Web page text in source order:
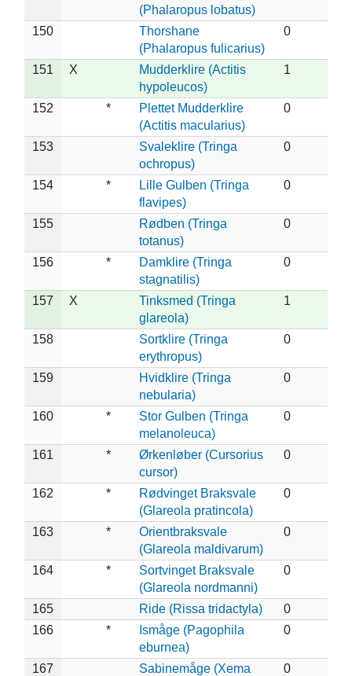
(Phalaropus lobatus)
150
Thorshane
(Phalaropus fulicarius)
0
151 X
Mudderklire (Actitis
hypoleucos)
1
152 *
Plettet Mudderklire
(Actitis macularius)
0
153
Svaleklire (Tringa
ochropus)
0
154 *
Lille Gulben (Tringa
flavipes)
0
155
Rødben (Tringa
totanus)
0
156 *
Damklire (Tringa
stagnatilis)
0
157 X
Tinksmed (Tringa
glareola)
1
158
Sortklire (Tringa
erythropus)
0
159
Hvidklire (Tringa
nebularia)
0
160 *
Stor Gulben (Tringa
melanoleuca)
0
161 *
Ørkenløber (Cursorius
cursor)
0
162 *
Rødvinget Braksvale
(Glareola pratincola)
0
163 *
Orientbraksvale
(Glareola maldivarum)
0
164 *
Sortvinget Braksvale
(Glareola nordmanni)
0
165 Ride (Rissa tridactyla)
0
166
*
Ismåge (Pagophila
eburnea)
0
167
Sabinemåge (Xema
0